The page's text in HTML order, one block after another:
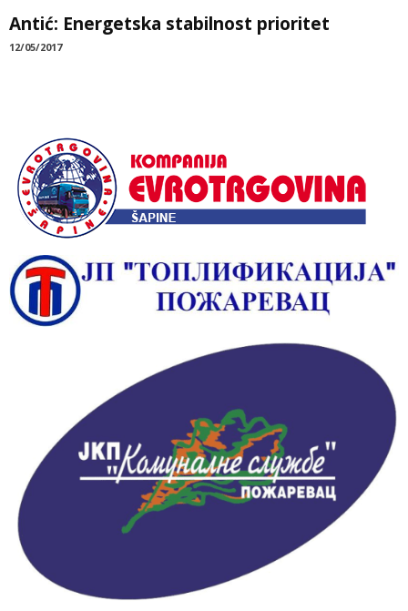
Antić: Energetska stabilnost prioritet
12/05/2017